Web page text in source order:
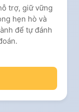
trợ, giữ vững
hẹn hò và
để tự đánh